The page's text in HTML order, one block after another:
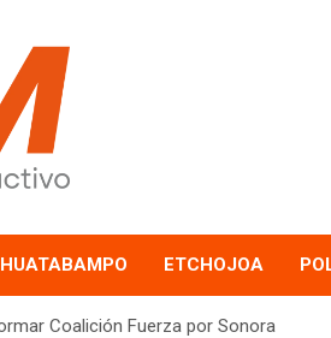
HUATABAMPO ETCHOJOA
Coalición Fuerza por Sonora